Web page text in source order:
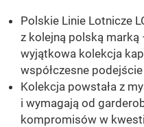
Polskie Linie Lotnicze
z kolejną polską
wyjątkowa kolekcja
współczesne
Kolekcja powstała z
i wymagają od
kompromisów w